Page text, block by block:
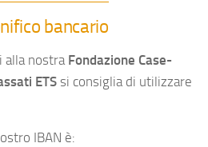
bancario
alla nostra Fondazione Case-
ETS si consiglia di utilizzare
IBAN è: